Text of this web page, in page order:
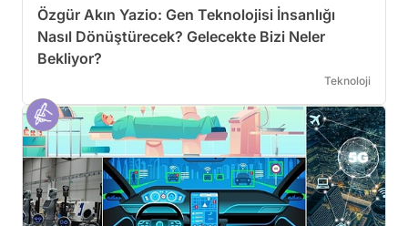
Özgür Akın Yazio: Gen Teknolojisi İnsanlığı
Nasıl Dönüştürecek? Gelecekte Bizi Neler
Bekliyor?
Teknoloji